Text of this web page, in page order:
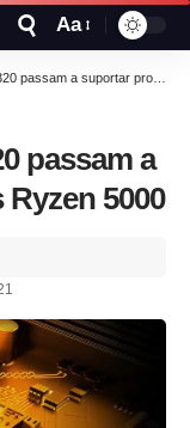
Aa
a suportar processadores Ryzen 5000
passam a
5000